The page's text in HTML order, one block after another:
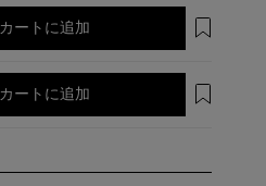
カートに追加
カートに追加